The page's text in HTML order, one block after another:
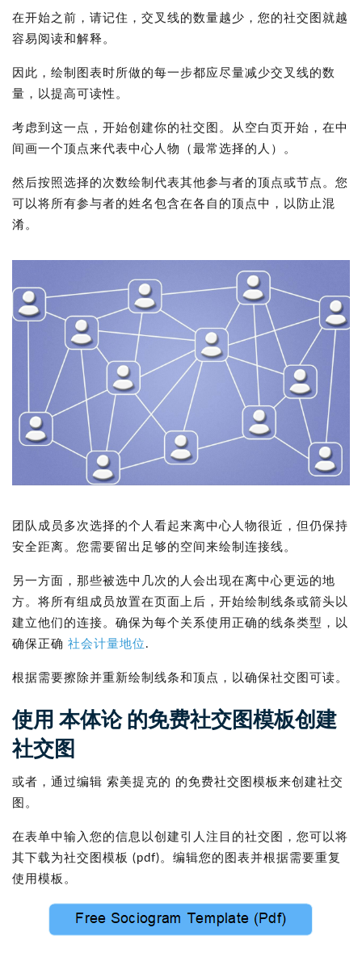
在开始之前，请记住，交叉线的数量越少，您的社交图就越
容易阅读和解释。
因此，绘制图表时所做的每一步都应尽量减少交叉线的数
量，以提高可读性。
考虑到这一点，开始创建你的社交图。从空白页开始，在中
间画一个顶点来代表中心人物（最常选择的人）。
然后按照选择的次数绘制代表其他参与者的顶点或节点。您
可以将所有参与者的姓名包含在各自的顶点中，以防止混
淆。
团队成员多次选择的个人看起来离中心人物很近，但仍保持
安全距离。您需要留出足够的空间来绘制连接线。
另一方面，那些被选中几次的人会出现在离中心更远的地
方。将所有组成员放置在页面上后，开始绘制线条或箭头以
建立他们的连接。确保为每个关系使用正确的线条类型，以
确保正确 社会计量地位 .
根据需要擦除并重新绘制线条和顶点，以确保社交图可读。
使用 本体论 的免费社交图模板创建
社交图
或者，通过编辑 索美提克的 的免费社交图模板来创建社交
图。
在表单中输入您的信息以创建引人注目的社交图，您可以将
其下载为社交图模板 (pdf)。编辑您的图表并根据需要重复
使用模板。